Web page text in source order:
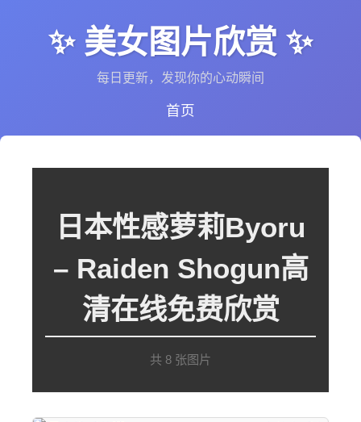
✨ 美女图片欣赏 ✨
每日更新，发现你的心动瞬间
首页
日本性感萝莉Byoru
– Raiden Shogun高
清在线免费欣赏
共 8 张图片